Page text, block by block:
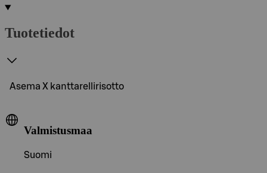
Tuotetiedot
Asema X kanttarellirisotto
Valmistusmaa
Suomi